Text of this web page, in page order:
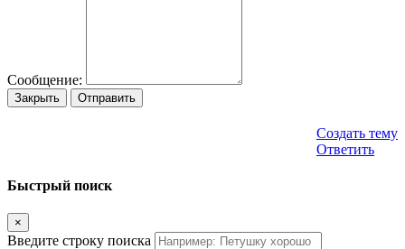
Сообщение:
Закрыть Отправить
Создать тему
Ответить
Быстрый поиск
×
Введите строку поиска